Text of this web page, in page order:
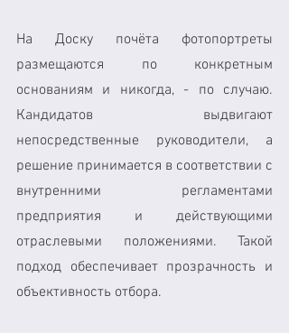
На Доску почёта фотопортреты
размещаются по конкретным
основаниям и никогда, - по случаю.
Кандидатов выдвигают
непосредственные руководители, а
решение принимается в соответствии с
внутренними регламентами
предприятия и действующими
отраслевыми положениями. Такой
подход обеспечивает прозрачность и
объективность отбора.